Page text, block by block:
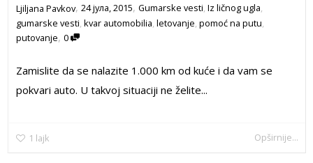
Ljiljana Pavkov, 24 јула, 2015, Gumarske vesti, Iz ličnog ugla,
gumarske vesti, kvar automobilia, letovanje, pomoć na putu,
putovanje, 0
Zamislite da se nalazite 1.000 km od kuće i da vam se
pokvari auto. U takvoj situaciji ne želite...
1 lajk Opširnije...